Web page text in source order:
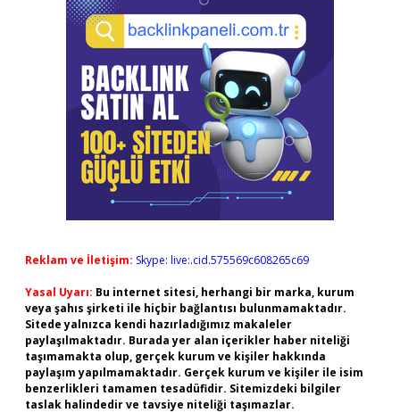
Reklam ve İletişim: Skype: live:.cid.575569c608265c69
Yasal Uyarı: Bu internet sitesi, herhangi bir marka, kurum
veya şahıs şirketi ile hiçbir bağlantısı bulunmamaktadır.
Sitede yalnızca kendi hazırladığımız makaleler
paylaşılmaktadır. Burada yer alan içerikler haber niteliği
taşımamakta olup, gerçek kurum ve kişiler hakkında
paylaşım yapılmamaktadır. Gerçek kurum ve kişiler ile isim
benzerlikleri tamamen tesadüfidir. Sitemizdeki bilgiler
taslak halindedir ve tavsiye niteliği taşımazlar.